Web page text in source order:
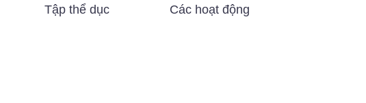
Tập thể dục Các hoạt động